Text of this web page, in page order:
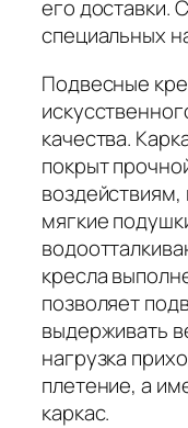
его доставки.
специальных
Подвесные
качества.
покрыт
мягкие
кресла
позволяет
выдерживать
нагрузка
плетение, а
каркас.